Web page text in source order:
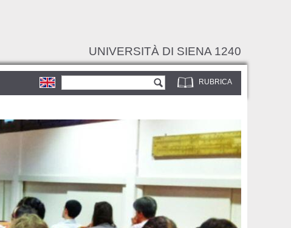
UNIVERSITÀ DI SIENA 1240
RUBRICA
Form di ricerca